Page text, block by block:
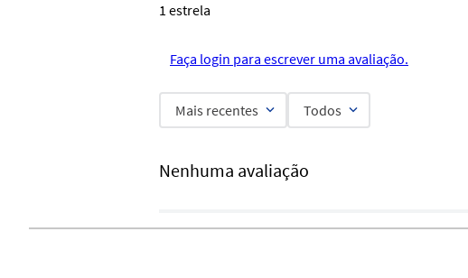
1 estrela
Faça login para escrever uma avaliação.
Mais recentes Todos
Nenhuma avaliação